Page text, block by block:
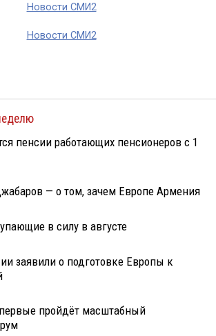
Новости СМИ2
Новости СМИ2
пенсии работающих пенсионеров с 1
— о том, зачем Европе Армения
в силу в августе
заявили о подготовке Европы к
пройдёт масштабный